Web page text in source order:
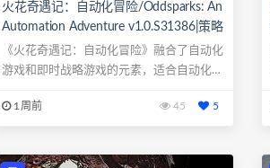
火花奇遇记：自动化冒险/Oddsparks: An
Automation Adventure v1.0.S31386|策略
战棋|容量6.7GB|免安装绿色中文版|支持
键盘.鼠标.手柄
《火花奇遇记：自动化冒险》融合了自动化
游戏和即时战略游戏的元素，适合自动化游
1周前 45 5